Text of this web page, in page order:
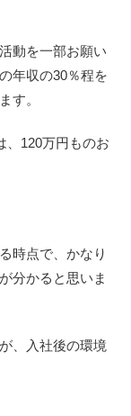
動を一部お願い
年収の30％程を
す。
、120万円ものお
時点で、かなり
分かると思いま
、入社後の環境